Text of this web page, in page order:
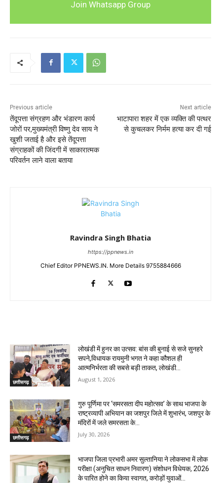
Join Whatsapp Group
Previous article
तेंदूपत्ता संग्रहण और भंडारण कार्य
जोरों पर,मुख्यमंत्री विष्णु देव साय ने
खुशी जताई है और इसे तेंदूपत्ता
संग्राहकों की जिंदगी में साकारात्मक
परिवर्तन लाने वाला बताया
Next article
भाटापारा शहर में एक व्यक्ति की पत्थर
से कुचलकर निर्मम हत्या कर दी गई
Ravindra Singh Bhatia
https://ppnews.in
Chief Editor PPNEWS.IN. More Details 9755884666
छत्तीसगढ़
लोखंडी में हुनर का उत्सव: बांस की बुनाई से सजे सुनहरे
सपने,विधायक रायमुनी भगत ने कहा कौशल ही
आत्मनिर्भरता की सबसे बड़ी ताकत, लोखंडी...
August 1, 2026
छत्तीसगढ़
गुरु पूर्णिमा पर ‘समरसता दीप महोत्सव’ के साथ भाजपा के
राष्ट्रव्यापी अभियान का जशपुर जिले में शुभारंभ, जशपुर के
मंदिरों में जले समरसता के...
July 30, 2026
भाजपा जिला प्रभारी अमर सुल्तानिया ने लोकसभा में लोक
परीक्षा (अनुचित साधन निवारण) संशोधन विधेयक, 2026
के पारित होने का किया स्वागत, करोड़ों युवाओं...